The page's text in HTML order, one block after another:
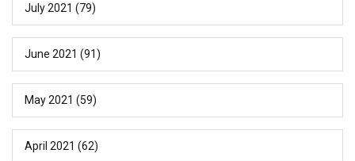
July 2021 (79)
June 2021 (91)
May 2021 (59)
April 2021 (62)